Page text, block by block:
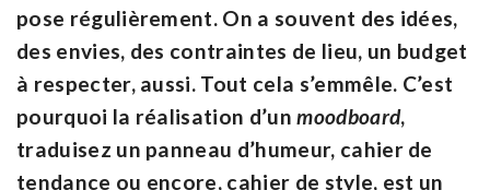
pose régulièrement. On a souvent des idées,
des envies, des contraintes de lieu, un budget
à respecter, aussi. Tout cela s’emmêle. C’est
pourquoi la réalisation d’unmoodboard,
traduisez un panneau d’humeur, cahier de
tendance ou encore, cahier de style, est un